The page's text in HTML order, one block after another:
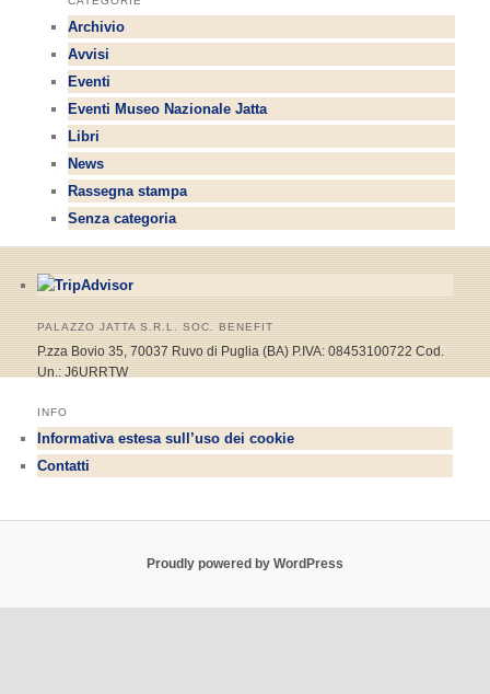
Archivio
Avvisi
Eventi
Eventi Museo Nazionale Jatta
Libri
News
Rassegna stampa
Senza categoria
PALAZZO JATTA S.R.L. SOC. BENEFIT
P.zza Bovio 35, 70037 Ruvo di Puglia (BA) P.IVA: 08453100722 Cod.
Un.: J6URRTW
INFO
Informativa estesa sull’uso dei cookie
Contatti
Proudly powered by WordPress